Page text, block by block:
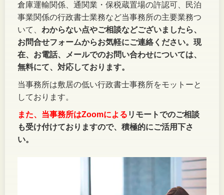
倉庫運輸関係、通関業・保税蔵置場の許認可、民泊
事業関係の行政書士業務など当事務所の主要業務つ
いて、 わからない点やご相談などございましたら、
お問合せフォームからお気軽にご連絡ください。現
在、お電話、メールでのお問い合わせについては、
無料にて、対応しております。
当事務所は敷居の低い行政書士事務所をモットーと
しております。
また、当事務所はZoomによる リモートでのご相談
も受け付けておりますので、積極的にご活用下さ
い。